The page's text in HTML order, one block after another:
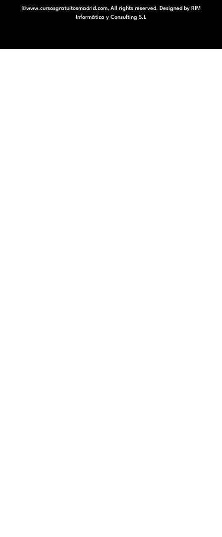
©www.cursosgratuitosmadrid.com, All rights reserved. Designed by RIM
Informática y Consulting S.L